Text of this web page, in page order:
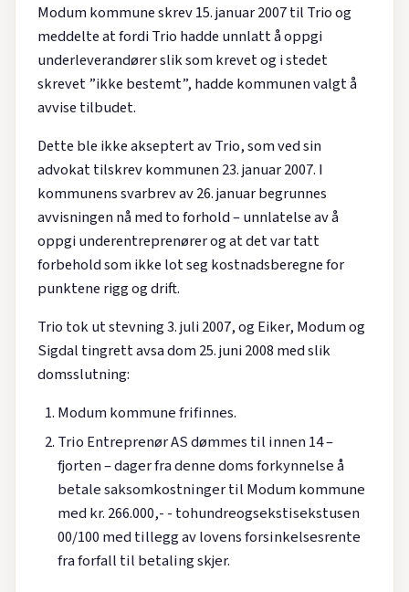
Modum kommune skrev 15. januar 2007 til Trio og
meddelte at fordi Trio hadde unnlatt å oppgi
underleverandører slik som krevet og i stedet
skrevet ”ikke bestemt”, hadde kommunen valgt å
avvise tilbudet.
Dette ble ikke akseptert av Trio, som ved sin
advokat tilskrev kommunen 23. januar 2007. I
kommunens svarbrev av 26. januar begrunnes
avvisningen nå med to forhold – unnlatelse av å
oppgi underentreprenører og at det var tatt
forbehold som ikke lot seg kostnadsberegne for
punktene rigg og drift.
Trio tok ut stevning 3. juli 2007, og Eiker, Modum og
Sigdal tingrett avsa dom 25. juni 2008 med slik
domsslutning:
Modum kommune frifinnes.
Trio Entreprenør AS dømmes til innen 14 –
fjorten – dager fra denne doms forkynnelse å
betale saksomkostninger til Modum kommune
med kr. 266.000,- - tohundreogsekstisekstusen
00/100 med tillegg av lovens forsinkelsesrente
fra forfall til betaling skjer.